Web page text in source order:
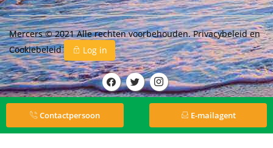
Mercers © 2021 Alle rechten voorbehouden.Privacybeleiden
Cookiebeleid
Log in
Contactpersoon E-mailagent